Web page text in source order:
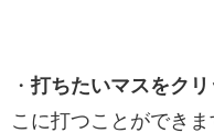
・打ちたいマスをク
こに打つことができ